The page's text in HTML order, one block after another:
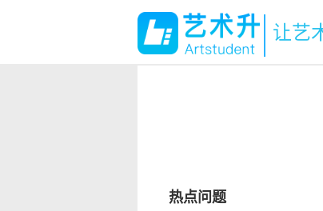
让艺
热点问题